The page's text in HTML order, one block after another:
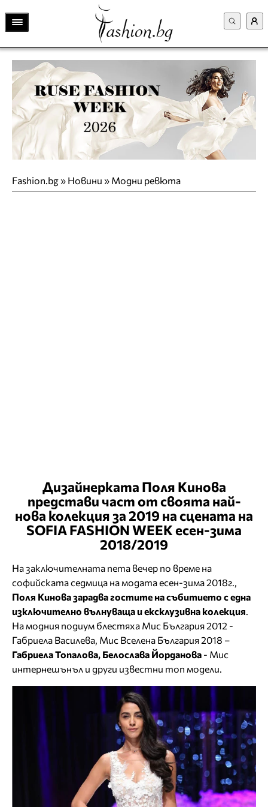
Fashion.bg» Новини » Модни ревюта
Дизайнерката Поля Кинова
представи част от своята най-
нова колекция за 2019 на сцената на
SOFIA FASHION WEEK есен-зима
2018/2019
На заключителната пета вечер по време на
софийската седмица на модата есен-зима 2018г.,
Поля Кинова зарадва гостите на събитието с една
изключително вълнуваща и ексклузивна колекция
На модния подиум блестяха Мис България 2012 -
Габриела Василева, Мис Вселена България 2018 –
Габриела Топалова, Белослава Йорданова - Мис
интернешънъл и други известни топ модели.